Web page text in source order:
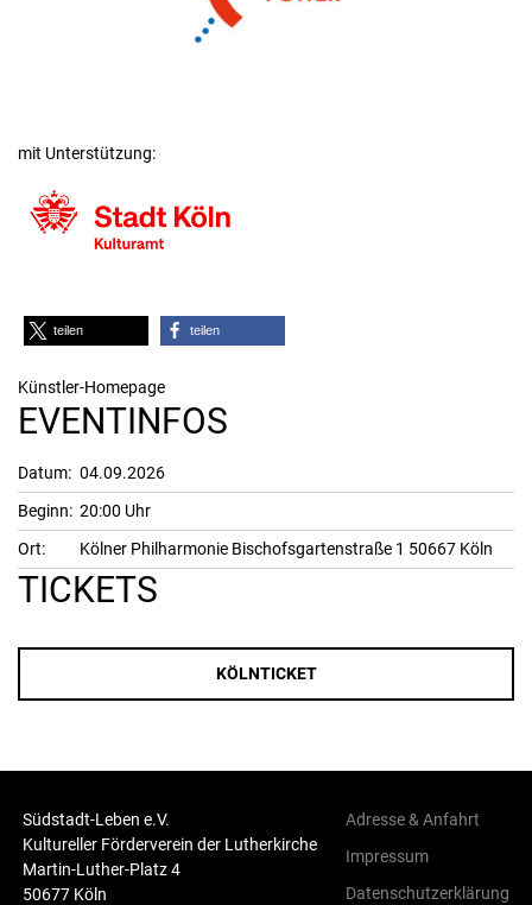
mit Unterstützung:
teilen teilen
Künstler-Homepage
EVENTINFOS
Datum: 04.09.2026
Beginn: 20:00 Uhr
Ort:
Kölner Philharmonie Bischofsgartenstraße 1 50667 Köln
TICKETS
KÖLNTICKET
Südstadt-Leben e.V.
Kultureller Förderverein der Lutherkirche
Martin-Luther-Platz 4
50677 Köln
Adresse & Anfahrt
Impressum
Datenschutzerklärung